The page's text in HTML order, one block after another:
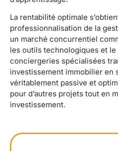
La rentabilité optimale
professionnalisation de la
un marché concurrentiel
les outils technologiques et
conciergeries spécialisées
investissement immobilier en
véritablement passive et
pour d’autres projets tout en
investissement.